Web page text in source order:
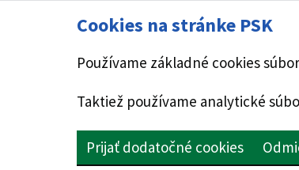
Cookies na stránke PSK
Používame základné cookies
Taktiež používame analytické
Prijať dodatočné cookies
PRESKOČIŤ NA HLAVNÝ OBSAH